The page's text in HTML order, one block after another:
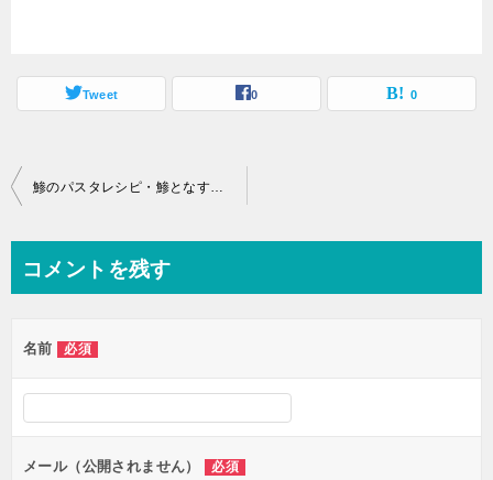
Tweet 0 0
投
ビ
ー
シ
ョ
ン
鯵のパスタレシピ・鯵となすのダイエットパスタ
コメントを残す
名前 必須
メール（公開されません） 必須